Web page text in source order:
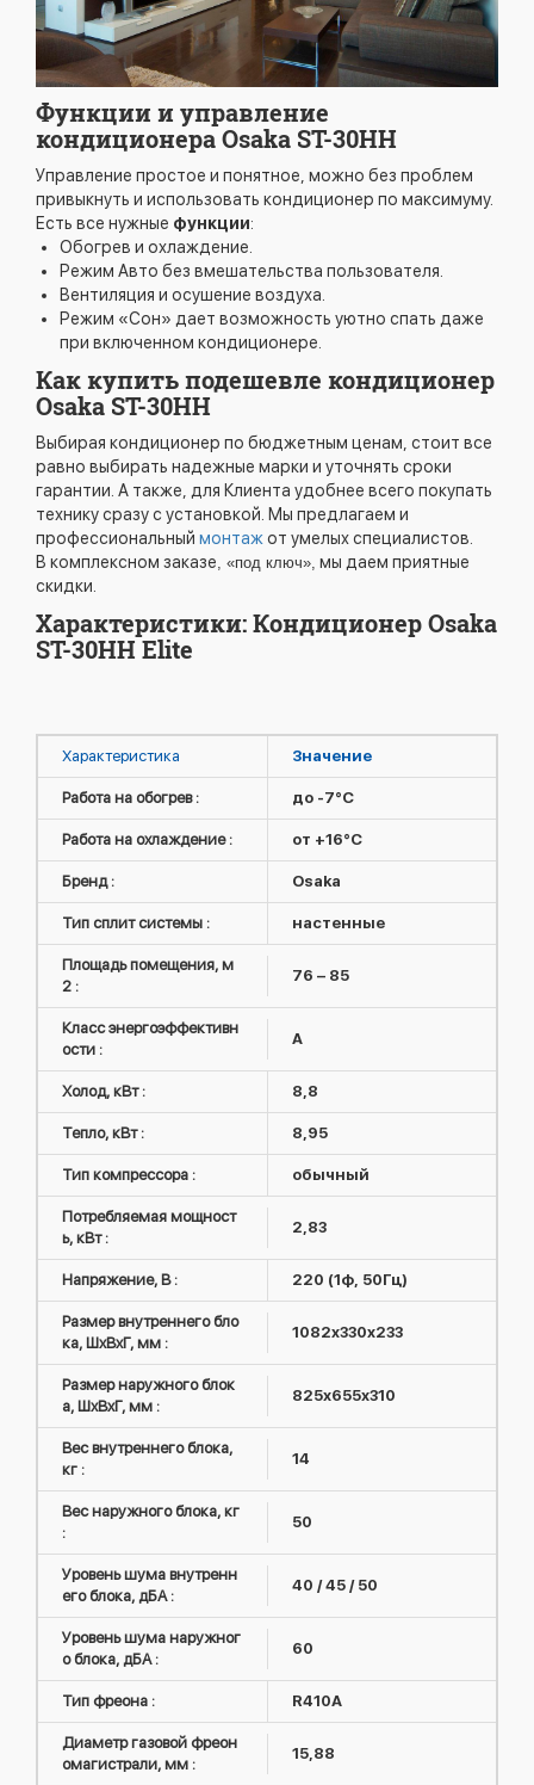
Функции и управление
кондиционера Osaka ST-30HH
Управление простое и понятное, можно без проблем
привыкнуть и использовать кондиционер по максимуму.
Есть все нужные функции:
Обогрев и охлаждение.
Режим Авто без вмешательства пользователя.
Вентиляция и осушение воздуха.
Режим «Сон» дает возможность уютно спать даже
при включенном кондиционере.
Как купить подешевле кондиционер
Osaka ST-30HH
Выбирая кондиционер по бюджетным ценам, стоит все
равно выбирать надежные марки и уточнять сроки
гарантии. А также, для Клиента удобнее всего покупать
технику сразу с установкой. Мы предлагаем и
профессиональный монтажот умелых специалистов.
В комплексном заказе , «под ключ», мы даем приятные
скидки.
Характеристики: Кондиционер Osaka
ST-30HH Elite
Характеристика Значение
Работа на обогрев : до -7°C
Работа на охлаждение : от +16°C
Бренд : Osaka
Тип сплит системы : настенные
Площадь помещения, м
2 :
76 – 85
Класс энергоэффективн
ости :
A
Холод, кВт : 8,8
Тепло, кВт : 8,95
Тип компрессора : обычный
Потребляемая мощност
ь, кВт :
2,83
Напряжение, В : 220 (1ф, 50Гц)
Размер внутреннего бло
ка, ШxВxГ, мм :
1082x330x233
Размер наружного блок
а, ШxВxГ, мм :
825х655х310
Вес внутреннего блока,
кг :
14
Вес наружного блока, кг
:
50
Уровень шума внутренн
его блока, дБА :
40 / 45 / 50
Уровень шума наружног
о блока, дБА :
60
Тип фреона : R410А
Диаметр газовой фреон
омагистрали, мм :
15,88